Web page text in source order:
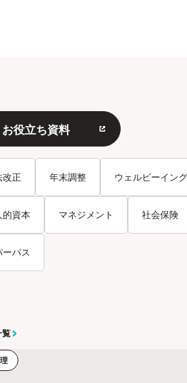
お役立ち資料
改正 年末調整 ウェルビーイング
的資本 マネジメント 社会保険
ーパス
覧